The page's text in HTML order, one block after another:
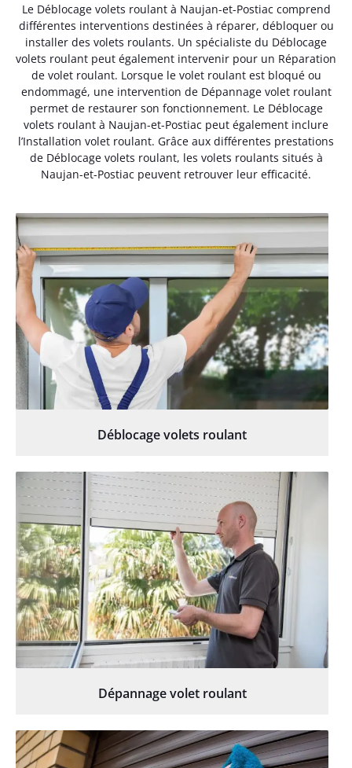
Le Déblocage volets roulant à Naujan-et-Postiac comprend
différentes interventions destinées à réparer, débloquer ou
installer des volets roulants. Un spécialiste du Déblocage
volets roulant peut également intervenir pour un Réparation
de volet roulant. Lorsque le volet roulant est bloqué ou
endommagé, une intervention de Dépannage volet roulant
permet de restaurer son fonctionnement. Le Déblocage
volets roulant à Naujan-et-Postiac peut également inclure
l’Installation volet roulant. Grâce aux différentes prestations
de Déblocage volets roulant, les volets roulants situés à
Naujan-et-Postiac peuvent retrouver leur efficacité.
Déblocage volets roulant
Dépannage volet roulant